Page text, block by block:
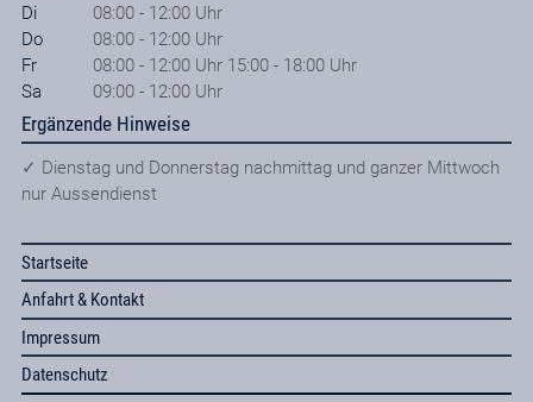
Di
08:00 - 12:00 Uhr
Do
08:00 - 12:00 Uhr
Fr
08:00 - 12:00 Uhr 15:00 - 18:00 Uhr
Sa
09:00 - 12:00 Uhr
Ergänzende Hinweise
✓ Dienstag und Donnerstag nachmittag und ganzer Mittwoch
nur Aussendienst
Startseite
Anfahrt & Kontakt
Impressum
Datenschutz